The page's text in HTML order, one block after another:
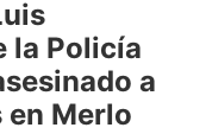
la Policía
a
Merlo